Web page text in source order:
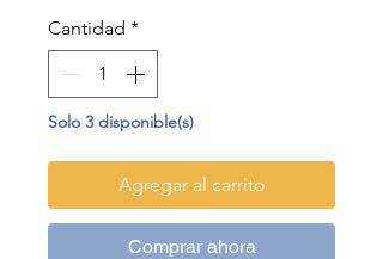
Cantidad *
Solo 3 disponible(s)
Agregar al carrito
Comprar ahora